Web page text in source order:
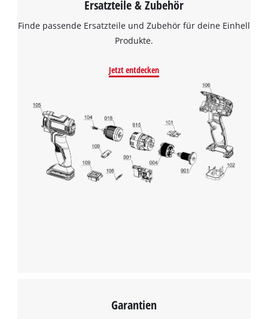
Wir benötigen deine Zustimmung, um
Google Maps laden zu können!
This content is not permitted to load due
to trackers that are not disclosed to the
visitor. The website owner needs to setup
Ersatzteile & Zubehör
Finde passende Ersatzteile und Zubehör für deine Einhell
Produkte.
Jetzt entdecken
Garantien